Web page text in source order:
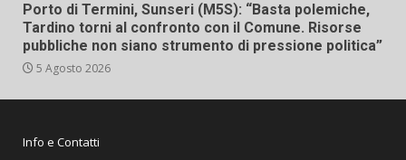
Porto di Termini, Sunseri (M5S): “Basta polemiche,
Tardino torni al confronto con il Comune. Risorse
pubbliche non siano strumento di pressione politica”
5 Agosto 2026
Info e Contatti